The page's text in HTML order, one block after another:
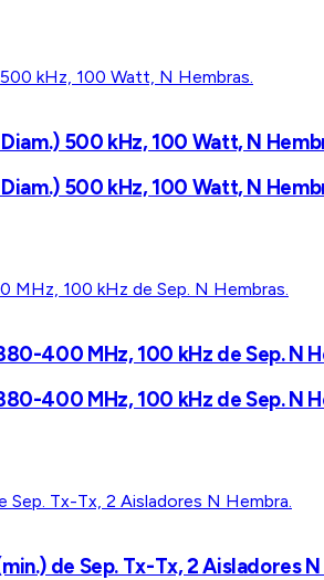
500 kHz, 100 Watt, N
500 kHz, 100 Watt, N
400 MHz, 100 kHz de Sep. N
400 MHz, 100 kHz de Sep. N
de Sep. Tx-Tx, 2 Aisladores